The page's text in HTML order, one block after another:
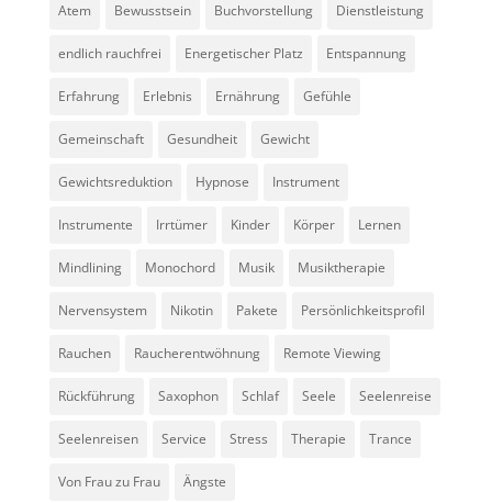
Atem Bewusstsein Buchvorstellung Dienstleistung
endlich rauchfrei Energetischer Platz Entspannung
Erfahrung Erlebnis Ernährung Gefühle
Gemeinschaft Gesundheit Gewicht
Gewichtsreduktion Hypnose Instrument
Instrumente Irrtümer Kinder Körper Lernen
Mindlining Monochord Musik Musiktherapie
Nervensystem Nikotin Pakete Persönlichkeitsprofil
Rauchen Raucherentwöhnung Remote Viewing
Rückführung Saxophon Schlaf Seele Seelenreise
Seelenreisen Service Stress Therapie Trance
Von Frau zu Frau Ängste